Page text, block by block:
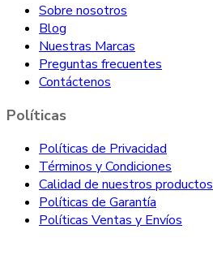
Sobre nosotros
Blog
Nuestras Marcas
Preguntas frecuentes
Contáctenos
Políticas
Políticas de Privacidad
Términos y Condiciones
Calidad de nuestros productos
Políticas de Garantía
Políticas Ventas y Envíos